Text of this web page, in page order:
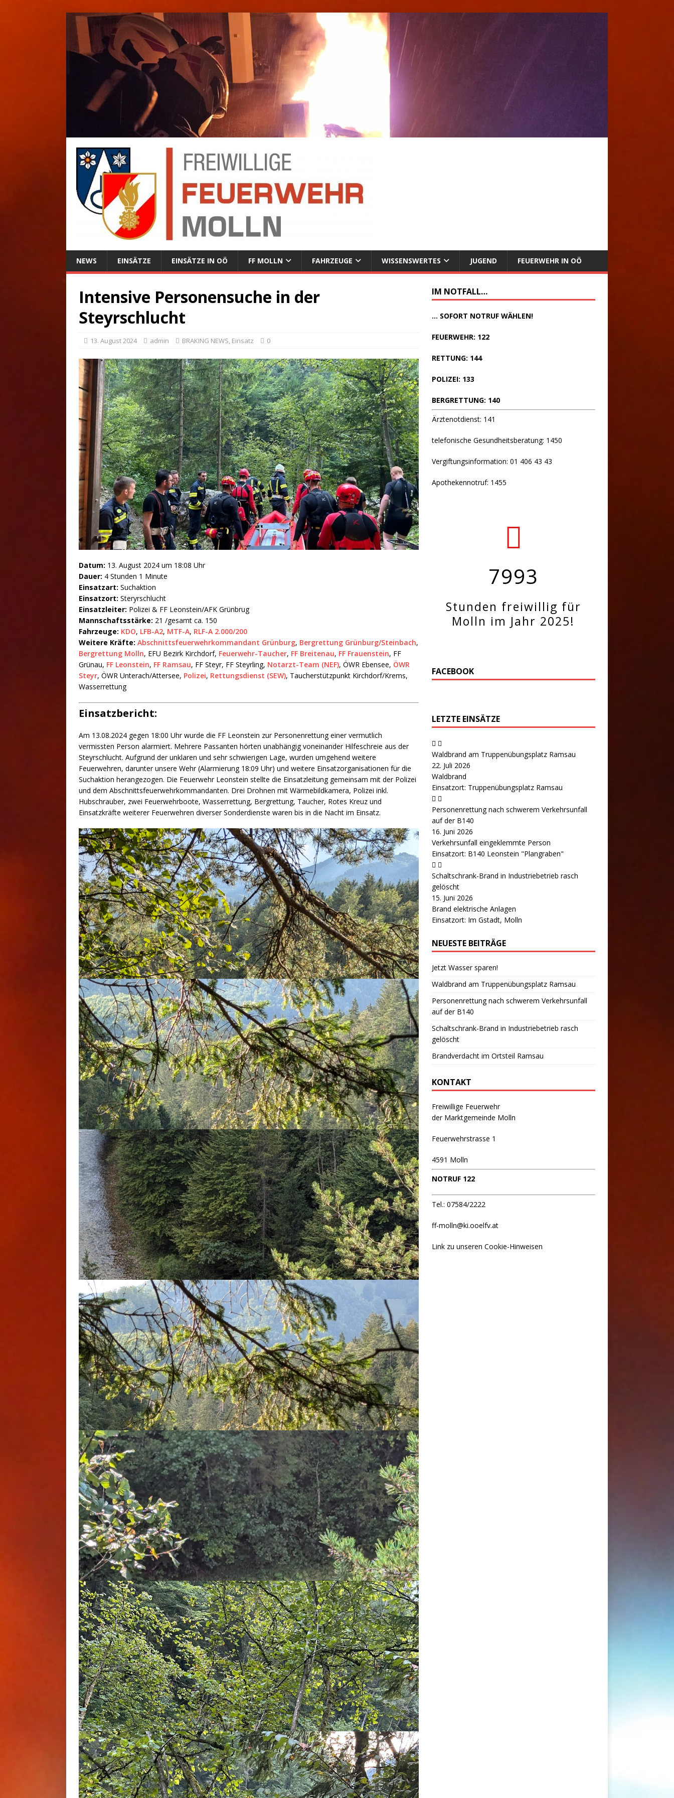
NEWS EINSÄTZE EINSÄTZE IN OÖ FF MOLLN FAHRZEUGE WISSENSWERTES JUGEND FEUERWEHR IN OÖ
Intensive Personensuche in der
Steyrschlucht
13. August 2024 admin BRAKING NEWS, Einsatz 0
Datum: 13. August 2024 um 18:08 Uhr
Dauer: 4 Stunden 1 Minute
Einsatzart: Suchaktion
Einsatzort: Steryrschlucht
Einsatzleiter: Polizei & FF Leonstein/AFK Grünbrug
Mannschaftsstärke: 21 /gesamt ca. 150
Fahrzeuge: KDO, LFB-A2, MTF-A, RLF-A 2.000/200
Weitere Kräfte: Abschnittsfeuerwehrkommandant Grünburg, Bergrettung Grünburg/Steinbach,
Bergrettung Molln, EFU Bezirk Kirchdorf, Feuerwehr-Taucher, FF Breitenau, FF Frauenstein, FF
Grünau, FF Leonstein, FF Ramsau, FF Steyr, FF Steyrling, Notarzt-Team (NEF), ÖWR Ebensee, ÖWR
Steyr, ÖWR Unterach/Attersee, Polizei, Rettungsdienst (SEW), Taucherstützpunkt Kirchdorf/Krems,
Wasserrettung
Einsatzbericht:
Am 13.08.2024 gegen 18:00 Uhr wurde die FF Leonstein zur Personenrettung einer vermutlich
vermissten Person alarmiert. Mehrere Passanten hörten unabhängig voneinander Hilfeschreie aus der
Steyrschlucht. Aufgrund der unklaren und sehr schwierigen Lage, wurden umgehend weitere
Feuerwehren, darunter unsere Wehr (Alarmierung 18:09 Uhr) und weitere Einsatzorganisationen für die
Suchaktion herangezogen. Die Feuerwehr Leonstein stellte die Einsatzleitung gemeinsam mit der Polizei
und dem Abschnittsfeuerwehrkommandanten. Drei Drohnen mit Wärmebildkamera, Polizei inkl.
Hubschrauber, zwei Feuerwehrboote, Wasserrettung, Bergrettung, Taucher, Rotes Kreuz und
Einsatzkräfte weiterer Feuerwehren diverser Sonderdienste waren bis in die Nacht im Einsatz.
IM NOTFALL…
... SOFORT NOTRUF WÄHLEN!
FEUERWEHR: 122
RETTUNG: 144
POLIZEI: 133
BERGRETTUNG: 140
Ärztenotdienst: 141
telefonische Gesundheitsberatung: 1450
Vergiftungsinformation: 01 406 43 43
Apothekennotruf: 1455
7993
Stunden freiwillig für
Molln im Jahr 2025!
FACEBOOK
LETZTE EINSÄTZE
Waldbrand am Truppenübungsplatz Ramsau
22. Juli 2026
Waldbrand
Einsatzort: Truppenübungsplatz Ramsau
Personenrettung nach schwerem Verkehrsunfall
auf der B140
16. Juni 2026
Verkehrsunfall eingeklemmte Person
Einsatzort: B140 Leonstein "Plangraben"
Schaltschrank-Brand in Industriebetrieb rasch
gelöscht
15. Juni 2026
Brand elektrische Anlagen
Einsatzort: Im Gstadt, Molln
NEUESTE BEITRÄGE
Jetzt Wasser sparen!
Waldbrand am Truppenübungsplatz Ramsau
Personenrettung nach schwerem Verkehrsunfall
auf der B140
Schaltschrank-Brand in Industriebetrieb rasch
gelöscht
Brandverdacht im Ortsteil Ramsau
KONTAKT
Freiwillige Feuerwehr
der Marktgemeinde Molln
Feuerwehrstrasse 1
4591 Molln
NOTRUF 122
Tel.: 07584/2222
ff-molln@ki.ooelfv.at
Link zu unseren Cookie-Hinweisen